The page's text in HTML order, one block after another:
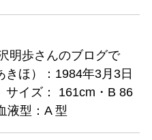
明歩さんのブログで
ほ）：1984年3月3日
イズ： 161cm・B 86
型：A 型